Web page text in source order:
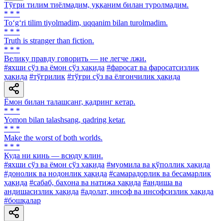
Тўғри тилим тиёлмадим, уққаним билан туролмадим.
* * *
To‘g‘ri tilim tiyolmadim, uqqanim bilan turolmadim.
* * *
Truth is stranger than fiction.
* * *
Велику правду говорить — не легче лжи.
#яхши сўз ва ёмон сўз ҳақида #фаросат ва фаросатсизлик
ҳақида #тўғрилик #тўғри сўз ва ёлғончилик ҳақида
Ёмон билан талашсанг, қадринг кетар.
* * *
Yomon bilan talashsang, qadring ketar.
* * *
Make the worst of both worlds.
* * *
Куда ни кинь — всюду клин.
#яхши сўз ва ёмон сўз ҳақида #муомила ва қўполлик ҳақида
#донолик ва нодонлик ҳақида #самарадорлик ва бесамарлик
ҳақида #сабаб, баҳона ва натижа ҳақида #андиша ва
андишасизлик ҳақида #адолат, инсоф ва инсофсизлик ҳақида
#бошқалар